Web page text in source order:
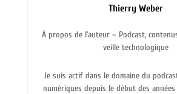
Thierry Weber
À propos de l’auteur – Podcast,
veille technologique
Je suis actif dans le domaine du
numériques depuis le début des